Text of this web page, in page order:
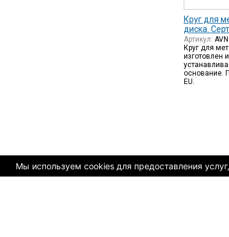
Мы используем cookies для предоставления
Круг для
диска.
Артикул:
Круг для
изготовлен
основание.
EU.